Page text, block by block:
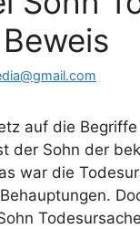
auf die Begriffe
der Sohn der
war die